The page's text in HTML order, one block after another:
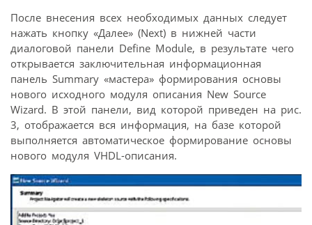
После внесения всех необходимых данных следует
нажать кнопку «Далее» (Next) в нижней части
диалоговой панели Define Module, в результате чего
открывается заключительная информационная
панель Summary «мастера» формирования основы
нового исходного модуля описания New Source
Wizard. В этой панели, вид которой приведен на рис.
3, отображается вся информация, на базе которой
выполняется автоматическое формирование основы
нового модуля VHDL-описания.